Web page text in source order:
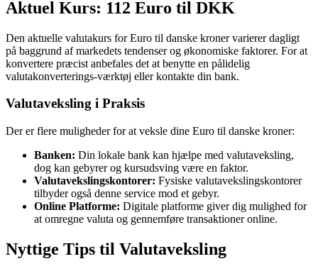
Aktuel Kurs: 112 Euro til DKK
Den aktuelle valutakurs for Euro til danske kroner varierer dagligt
på baggrund af markedets tendenser og økonomiske faktorer. For at
konvertere præcist anbefales det at benytte en pålidelig
valutakonverterings-værktøj eller kontakte din bank.
Valutaveksling i Praksis
Der er flere muligheder for at veksle dine Euro til danske kroner:
Banken: Din lokale bank kan hjælpe med valutaveksling,
dog kan gebyrer og kursudsving være en faktor.
Valutavekslingskontorer: Fysiske valutavekslingskontorer
tilbyder også denne service mod et gebyr.
Online Platforme: Digitale platforme giver dig mulighed for
at omregne valuta og gennemføre transaktioner online.
Nyttige Tips til Valutaveksling